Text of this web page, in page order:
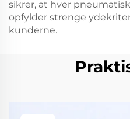
sikrer, at hver
opfylder strenge
kunderne.